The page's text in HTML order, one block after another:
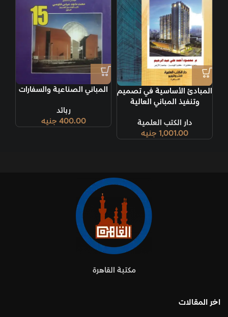
المبادئ الأساسية في تصميم
وتنفيذ المباني العالية
دار الكتب العلمية
1,001.00 جنيه
المباني الصناعية والسفارات
ربائد
400.00 جنيه
مكتبة القاهرة
اخر المقالات